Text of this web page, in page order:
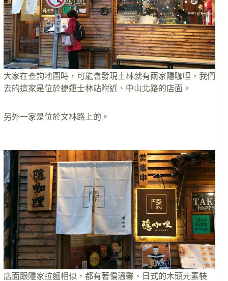
大家在查詢地圖時，可能會發現士林就有兩家隱咖哩，我們
去的這家是位於捷運士林站附近、中山北路的店面。
另外一家是位於文林路上的。
店面跟隱家拉麵相似，都有著偏溫馨、日式的木頭元素裝